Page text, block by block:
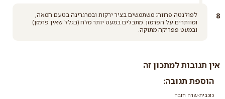
לפולנטה פרווה: משתמשים בציר ירקות ובמרגרינה בטעם חמאה,
ומוותרים על הפרמזן. מתבלים במעט יותר מלח (בגלל שאין פרמזן)
ובמעט פפריקה מתוקה.
אין תגובות למתכון זה
הוספת תגובה:
כוכבית-שדה חובה